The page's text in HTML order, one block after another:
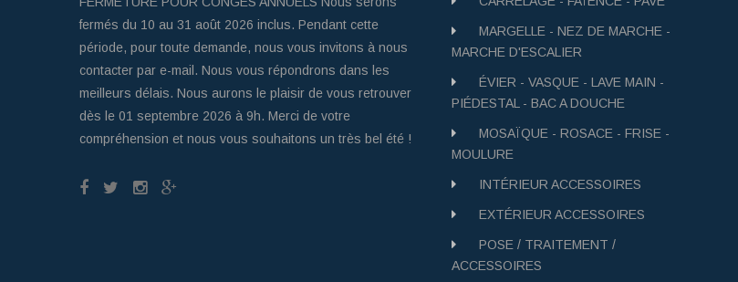
fermés du 10 au 31 août 2026 inclus. Pendant cette
période, pour toute demande, nous vous invitons à nous
contacter par e-mail. Nous vous répondrons dans les
meilleurs délais. Nous aurons le plaisir de vous retrouver
dès le 01 septembre 2026 à 9h. Merci de votre
compréhension et nous vous souhaitons un très bel été !
MARGELLE - NEZ DE MARCHE -
MARCHE D'ESCALIER
ÉVIER - VASQUE - LAVE MAIN -
PIÉDESTAL - BAC A DOUCHE
MOSAÏQUE - ROSACE - FRISE -
MOULURE
INTÉRIEUR ACCESSOIRES
EXTÉRIEUR ACCESSOIRES
POSE / TRAITEMENT /
ACCESSOIRES